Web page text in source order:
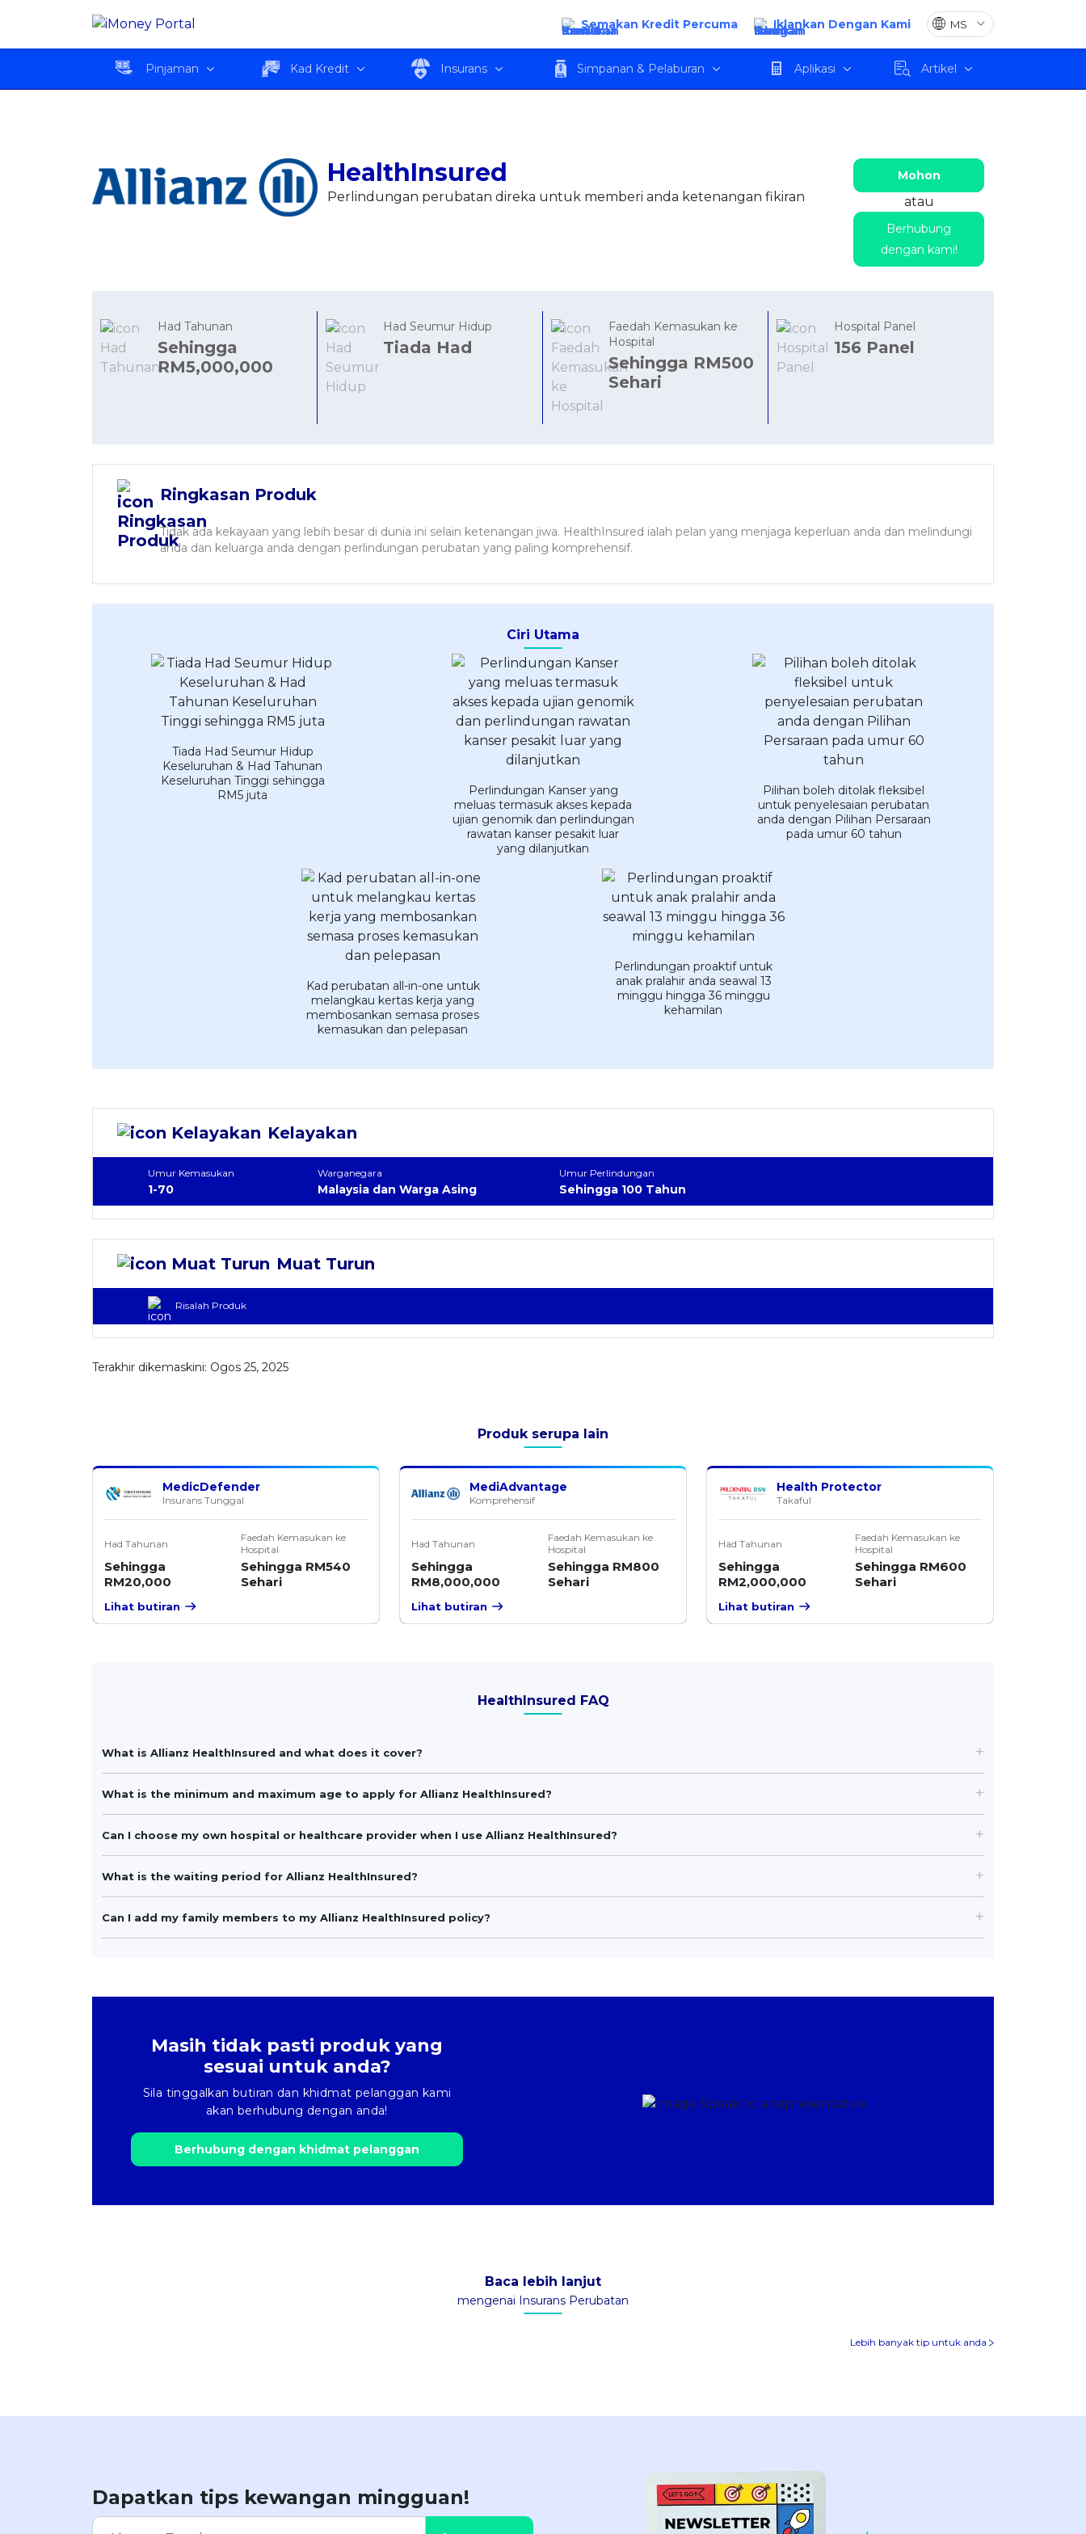
Semakan Kredit Percuma Iklankan Dengan Kami
Pinjaman Kad Kredit Insurans Simpanan & Pelaburan Aplikasi Artikel
HealthInsured Kelayakan Muat Turun Berhubung dengan kami! Mohon
HealthInsured
Perlindungan perubatan direka untuk memberi anda ketenangan fikiran
Mohon
atau
Berhubung
dengan kami!
Had Tahunan
Sehingga
RM5,000,000
Had Seumur Hidup
Tiada Had
Faedah Kemasukan ke
Hospital
Sehingga RM500
Sehari
Hospital Panel
156 Panel
Ringkasan Produk
Tidak ada kekayaan yang lebih besar di dunia ini selain ketenangan jiwa. HealthInsured ialah pelan yang menjaga keperluan anda dan melindungi
anda dan keluarga anda dengan perlindungan perubatan yang paling komprehensif.
Ciri Utama
Tiada Had Seumur Hidup
Keseluruhan & Had Tahunan
Keseluruhan Tinggi sehingga
RM5 juta
Perlindungan Kanser yang
meluas termasuk akses kepada
ujian genomik dan perlindungan
rawatan kanser pesakit luar
yang dilanjutkan
Pilihan boleh ditolak fleksibel
untuk penyelesaian perubatan
anda dengan Pilihan Persaraan
pada umur 60 tahun
Kad perubatan all-in-one untuk
melangkau kertas kerja yang
membosankan semasa proses
kemasukan dan pelepasan
Perlindungan proaktif untuk
anak pralahir anda seawal 13
minggu hingga 36 minggu
kehamilan
Kelayakan
1-70
Umur Kemasukan
Malaysia dan Warga Asing
Warganegara
Sehingga 100 Tahun
Umur Perlindungan
Muat Turun
Risalah Produk
Terakhir dikemaskini: Ogos 25, 2025
Produk serupa lain
MedicDefender
Insurans Tunggal
Had Tahunan
Sehingga
RM20,000
Faedah Kemasukan ke
Hospital
Sehingga RM540
Sehari
Lihat butiran
MediAdvantage
Komprehensif
Had Tahunan
Sehingga
RM8,000,000
Faedah Kemasukan ke
Hospital
Sehingga RM800
Sehari
Lihat butiran
Health Protector
Takaful
Had Tahunan
Sehingga
RM2,000,000
Faedah Kemasukan ke
Hospital
Sehingga RM600
Sehari
Lihat butiran
HealthInsured FAQ
What is Allianz HealthInsured and what does it cover?
What is the minimum and maximum age to apply for Allianz HealthInsured?
Can I choose my own hospital or healthcare provider when I use Allianz HealthInsured?
What is the waiting period for Allianz HealthInsured?
Can I add my family members to my Allianz HealthInsured policy?
Masih tidak pasti produk yang
sesuai untuk anda?
Sila tinggalkan butiran dan khidmat pelanggan kami
akan berhubung dengan anda!
Berhubung dengan khidmat pelanggan
Baca lebih lanjut
mengenai Insurans Perubatan
Lebih banyak tip untuk anda
Dapatkan tips kewangan mingguan!